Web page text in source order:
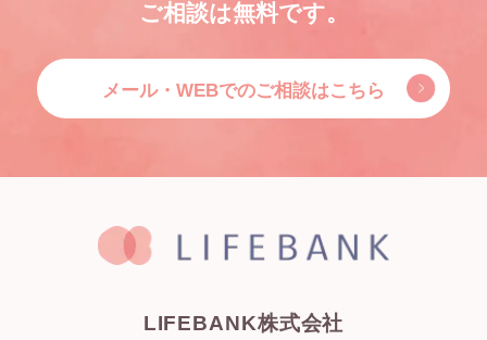
ご相談は無料です。
メール・WEBでのご相談はこちら
LIFEBANK株式会社